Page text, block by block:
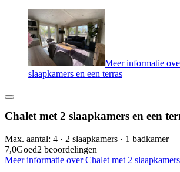
Meer informatie
slaapkamers en een terras
Chalet met 2 slaapkamers en een
Max. aantal: 4 · 2 slaapkamers · 1 badkamer
7,0Goed2 beoordelingen
Meer informatie over Chalet met 2